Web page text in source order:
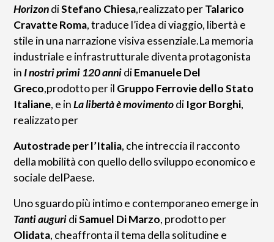
HorizondiStefano Chiesa,realizzato perTalarico
Cravatte Roma, traduce l’idea di viaggio, libertà e
stile in una narrazione visiva essenziale.La memoria
industriale e infrastrutturale diventa protagonista
in I nostri primi 120 annidiEmanuele Del
Greco,prodotto per il Gruppo Ferrovie dello Stato
Italiane, e inLa libertà è movimentodi Igor Borghi,
realizzato per
Autostrade per l’Italia, che intreccia il racconto
della mobilità con quello dello sviluppo economico e
sociale delPaese.
Uno sguardo più intimo e contemporaneo emerge in
Tanti auguridiSamuel Di Marzo, prodotto per
Olidata, cheaffronta il tema della solitudine e